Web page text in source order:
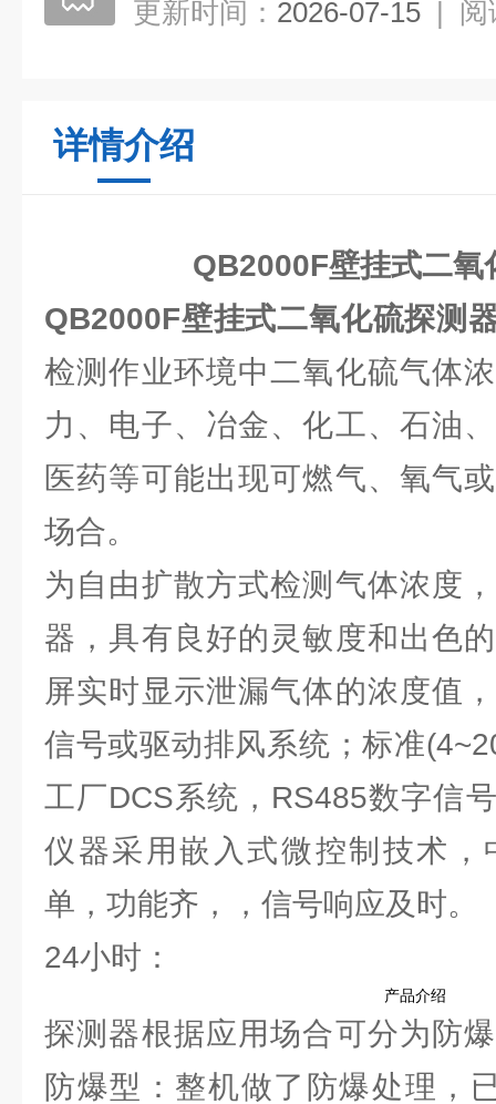
更新时间： 2026-07-15 | 阅
详情介绍
QB2000F壁挂式二氧
QB2000F壁挂式二氧化硫探测
检测作业环境中二氧化硫气体
力、电子、冶金、化工、石油
医药等可能出现可燃气、氧气
场合。
为自由扩散方式检测气体浓度
器，具有良好的灵敏度和出色
屏实时显示泄漏气体的浓度值
信号或驱动排风系统；标准
工厂DCS系统，RS485数字信
仪器采用嵌入式微控制技术，
单，功能齐，，信号响应及时。
24小时：
产品介绍
探测器根据应用场合可分为防
防爆型：整机做了防爆处理，